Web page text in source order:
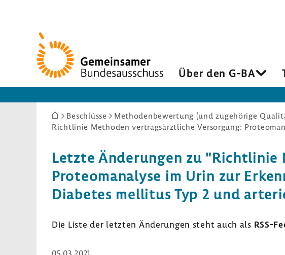
Zur
Startseite
Über den G-BA
Sie
sind
Beschlüsse Methodenbewertung (und zugehörige
Letzte Ände­rungen zu
Proteom­ana­lyse im Urin zur
Diabetes mellitus Typ 2 und
Die Liste der letzten Ände­rungen steht auch als RSS-​
05.03.2021